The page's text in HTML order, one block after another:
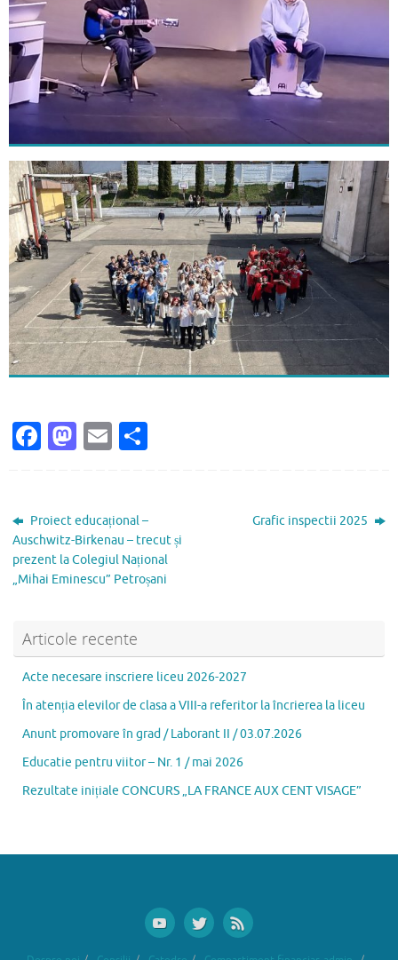
Fa
b
o
o
M
d
o
n
E
l je
az
ă
Proiect educațional –
Auschwitz-Birkenau – trecut și
prezent la Colegiul Național
„Mihai Eminescu” Petroșani
Grafic inspectii 2025
Articole recente
Acte necesare inscriere liceu 2026-2027
În atenția elevilor de clasa a VIII-a referitor la încrierea la liceu
Anunt promovare în grad / Laborant II / 03.07.2026
Educatie pentru viitor – Nr. 1 / mai 2026
Rezultate inițiale CONCURS „LA FRANCE AUX CENT VISAGE”